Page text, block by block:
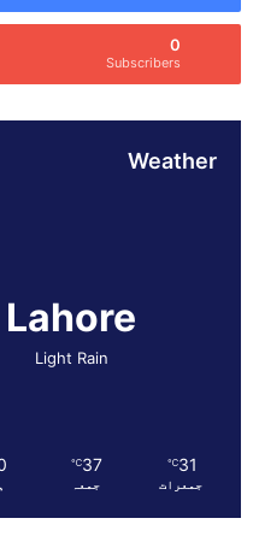
اقوام متحدہ کی
رائے شماری منعقد کرکے
0
Subscribers
Weather
Lahore
Light Rain
31
℃
جمعرات
37
℃
جمعہ